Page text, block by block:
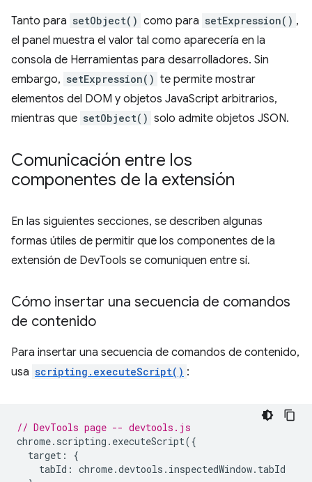
Tanto para setObject() como para setExpression() ,
el panel muestra el valor tal como aparecería en la
consola de Herramientas para desarrolladores. Sin
embargo, setExpression() te permite mostrar
elementos del DOM y objetos JavaScript arbitrarios,
mientras que setObject() solo admite objetos JSON.
Comunicación entre los
componentes de la extensión
En las siguientes secciones, se describen algunas
formas útiles de permitir que los componentes de la
extensión de DevTools se comuniquen entre sí.
Cómo insertar una secuencia de comandos
de contenido
Para insertar una secuencia de comandos de contenido,
usa scripting.executeScript() :
// DevTools page -- devtools.js
chrome. scripting . executeScript({
target :
{
tabId : chrome.devtools . inspectedWindow. tabId